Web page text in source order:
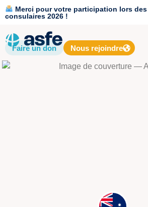
Merci pour votre participation lors
consulaires 2026 !
Faire un don Nous rejoindre